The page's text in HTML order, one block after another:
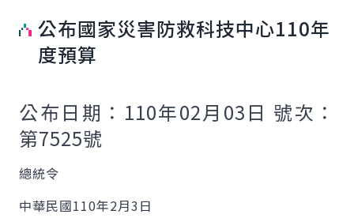
公布國家災害防救科技中心110年
度預算
公布日期：110年02月03日 號次：
第7525號
總統令
中華民國110年2月3日